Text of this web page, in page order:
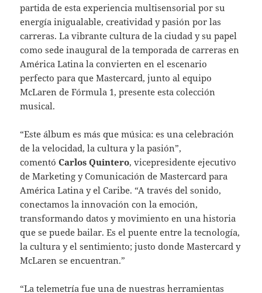
partida de esta experiencia multisensorial por su
energía inigualable, creatividad y pasión por las
carreras. La vibrante cultura de la ciudad y su papel
como sede inaugural de la temporada de carreras en
América Latina la convierten en el escenario
perfecto para que Mastercard, junto al equipo
McLaren de Fórmula 1, presente esta colección
musical.
“Este álbum es más que música: es una celebración
de la velocidad, la cultura y la pasión”,
comentóCarlos Quintero, vicepresidente ejecutivo
de Marketing y Comunicación de Mastercard para
América Latina y el Caribe. “A través del sonido,
conectamos la innovación con la emoción,
transformando datos y movimiento en una historia
que se puede bailar. Es el puente entre la tecnología,
la cultura y el sentimiento; justo donde Mastercard y
McLaren se encuentran.”
“La telemetría fue una de nuestras herramientas